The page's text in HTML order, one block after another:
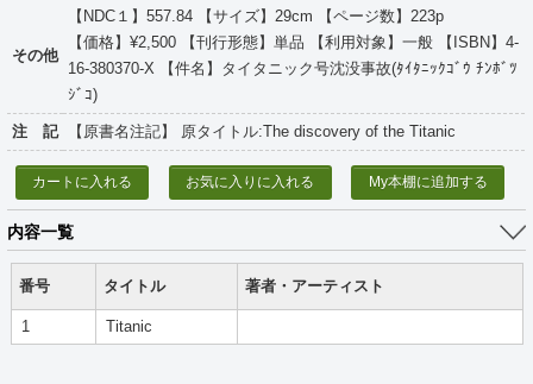
その他
【NDC１】557.84 【サイズ】29cm 【ページ数】223p
【価格】¥2,500 【刊行形態】単品 【利用対象】一般 【ISBN】4-
16-380370-X 【件名】タイタニック号沈没事故(ﾀｲﾀﾆｯｸｺﾞｳ ﾁﾝﾎﾞﾂ
ｼﾞｺ)
注 記 【原書名注記】 原タイトル:The discovery of the Titanic
カートに入れる お気に入りに入れる My本棚に追加する
内容一覧
番号 タイトル 著者・アーティスト
1 Titanic